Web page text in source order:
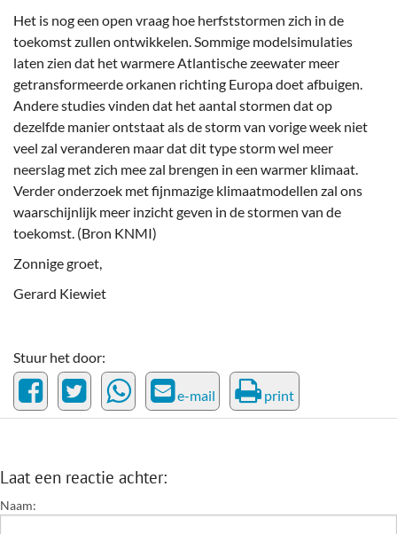
Het is nog een open vraag hoe herfststormen zich in de
toekomst zullen ontwikkelen. Sommige modelsimulaties
laten zien dat het warmere Atlantische zeewater meer
getransformeerde orkanen richting Europa doet afbuigen.
Andere studies vinden dat het aantal stormen dat op
dezelfde manier ontstaat als de storm van vorige week niet
veel zal veranderen maar dat dit type storm wel meer
neerslag met zich mee zal brengen in een warmer klimaat.
Verder onderzoek met fijnmazige klimaatmodellen zal ons
waarschijnlijk meer inzicht geven in de stormen van de
toekomst. (Bron KNMI)
Zonnige groet,
Gerard Kiewiet
Stuur het door:
e-mail print
Laat een reactie achter:
Naam: